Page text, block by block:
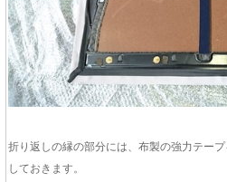
折り返しの縁の部分には、布製の強力テー
しておきます。